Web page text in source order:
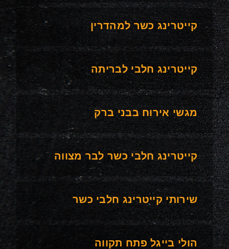
קייטרינג כשר למהדרין
קייטרינג חלבי לבריתה
מגשי אירוח בבני ברק
קייטרינג חלבי כשר לבר מצווה
שירותי קייטרינג חלבי כשר
הולי בייגל פתח תקווה